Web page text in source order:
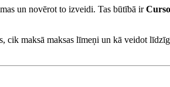
un novērot to izveidi. Tas būtībā ir
maksā maksas līmeņi un kā veidot